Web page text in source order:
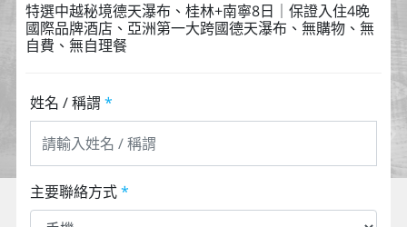
特選中越秘境德天瀑布、桂林+南寧8日｜保證入住4晚
國際品牌酒店、亞洲第一大跨國德天瀑布、無購物、無
自費、無自理餐
姓名 / 稱謂 *
主要聯絡方式*